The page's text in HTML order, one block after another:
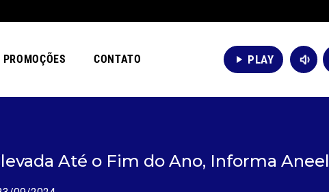
PROMOÇÕES CONTATO play_arrow PLAY volume_down
Até o Fim do Ano, Informa Aneel